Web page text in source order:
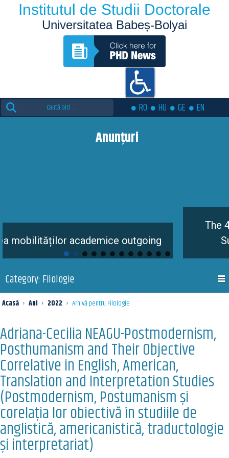
Institutul de Studii Doctorale
Universitatea Babeș-Bolyai
Search
for:
RO HU GE EN
Anunțuri
academice outgoing
The 4th
Summer
Category: Filologie
Acasă › Ani › 2022 › Arhivă pentru Filologie
Adriana-Cecilia NEAGU-Postmodernism,
Posthumanism and Their Objective
Correlative in English, American,
Translation and Interpretation Studies
(Postmodernism, Postumanism și
corelația lor obiectivă în studiile de
anglistică, americanistică, traductologie
și interpretariat)